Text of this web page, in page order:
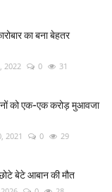
का बना बेहतर
2022 0 31
को एक-एक करोड़ मुआवजा
2021 0 29
बेटे आबान की मौत